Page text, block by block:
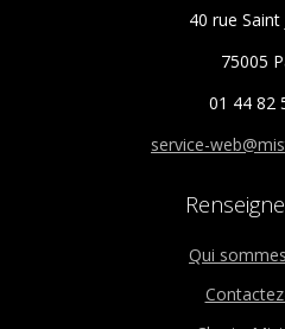
40 rue Saint
75005
01 44 82
service-
Qui